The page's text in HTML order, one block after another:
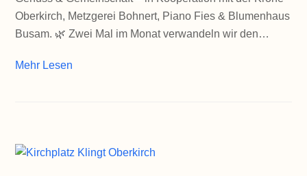
Oberkirch, Metzgerei Bohnert, Piano Fies & Blumenhaus
Busam. 🌿 Zwei Mal im Monat verwandeln wir den…
Mehr Lesen